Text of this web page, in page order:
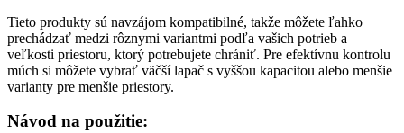
Tieto produkty sú navzájom kompatibilné, takže môžete ľahko
prechádzať medzi rôznymi variantmi podľa vašich potrieb a
veľkosti priestoru, ktorý potrebujete chrániť. Pre efektívnu kontrolu
múch si môžete vybrať väčší lapač s vyššou kapacitou alebo menšie
varianty pre menšie priestory.
Návod na použitie: